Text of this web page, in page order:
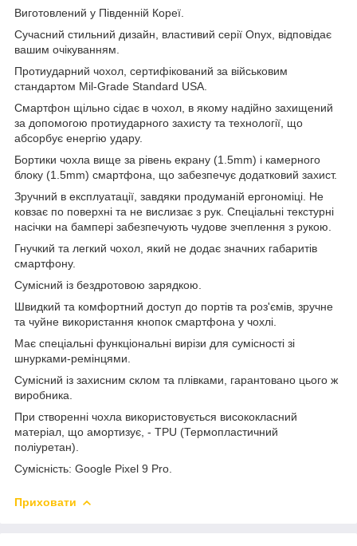
Виготовлений у Південній Кореї.
Сучасний стильний дизайн, властивий серії Onyx, відповідає
вашим очікуванням.
Протиударний чохол, сертифікований за військовим
стандартом Mil-Grade Standard USA.
Смартфон щільно сідає в чохол, в якому надійно захищений
за допомогою протиударного захисту та технології, що
абсорбує енергію удару.
Бортики чохла вище за рівень екрану (1.5mm) і камерного
блоку (1.5mm) смартфона, що забезпечує додатковий захист.
Зручний в експлуатації, завдяки продуманій ергономіці. Не
ковзає по поверхні та не вислизає з рук. Спеціальні текстурні
насічки на бампері забезпечують чудове зчеплення з рукою.
Гнучкий та легкий чохол, який не додає значних габаритів
смартфону.
Сумісний із бездротовою зарядкою.
Швидкий та комфортний доступ до портів та роз'ємів, зручне
та чуйне використання кнопок смартфона у чохлі.
Має спеціальні функціональні вирізи для сумісності зі
шнурками-ремінцями.
Сумісний із захисним склом та плівками, гарантовано цього ж
виробника.
При створенні чохла використовується висококласний
матеріал, що амортизує, - TPU (Термопластичний
поліуретан).
Сумісність: Google Pixel 9 Pro.
Приховати